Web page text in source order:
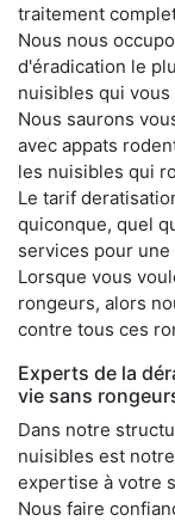
traitement
Nous nous
d'éradication le
nuisibles qui
Nous saurons
avec appats
les nuisibles qui
Le tarif
quiconque, quel
services pour
Lorsque vous
rongeurs, alors
contre tous ces
Experts de la
vie sans
Dans notre
nuisibles est
expertise à votre
Nous faire